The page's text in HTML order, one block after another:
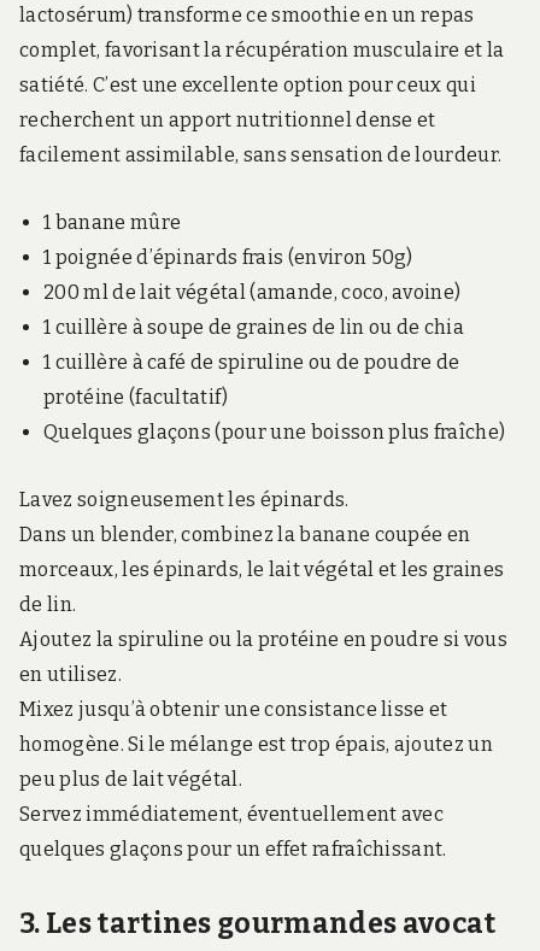
lactosérum) transforme ce smoothie en un repas
complet, favorisant la récupération musculaire et la
satiété. C’est une excellente option pour ceux qui
recherchent un apport nutritionnel dense et
facilement assimilable, sans sensation de lourdeur.
1 banane mûre
1 poignée d’épinards frais (environ 50g)
200 ml de lait végétal (amande, coco, avoine)
1 cuillère à soupe de graines de lin ou de chia
1 cuillère à café de spiruline ou de poudre de
protéine (facultatif)
Quelques glaçons (pour une boisson plus fraîche)
Lavez soigneusement les épinards.
Dans un blender, combinez la banane coupée en
morceaux, les épinards, le lait végétal et les graines
de lin.
Ajoutez la spiruline ou la protéine en poudre si vous
en utilisez.
Mixez jusqu’à obtenir une consistance lisse et
homogène. Si le mélange est trop épais, ajoutez un
peu plus de lait végétal.
Servez immédiatement, éventuellement avec
quelques glaçons pour un effet rafraîchissant.
3. Les tartines gourmandes avocat